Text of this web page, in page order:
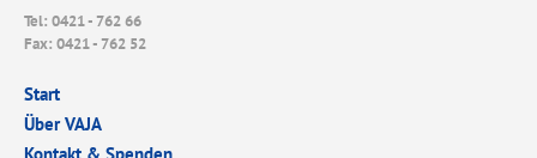
Tel: 0421 - 762 66
Fax: 0421 - 762 52
Start
Über VAJA